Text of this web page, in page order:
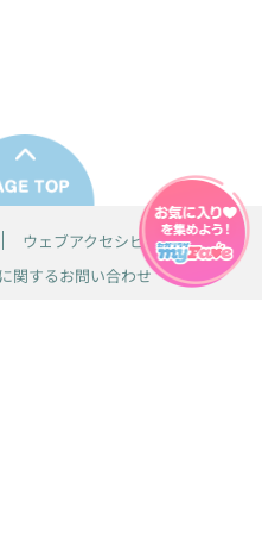
ウェブアクセシビリティ方針
関するお問い合わせ